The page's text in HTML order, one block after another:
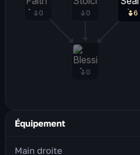
6
0 0
0
Équipement
Main droite